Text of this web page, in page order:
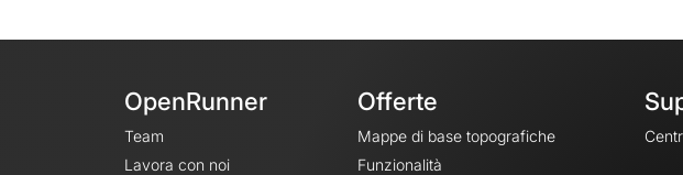
OpenRunner
Team
Lavora con noi
Offerte
Mappe di base topografiche
Funzionalità